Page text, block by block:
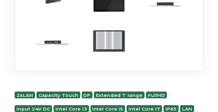
2xLAN Capacity Touch DP Extended T range FullHD
Input 24V DC Intel Core i3 Intel Core i5 Intel Core i7 IP65 LAN